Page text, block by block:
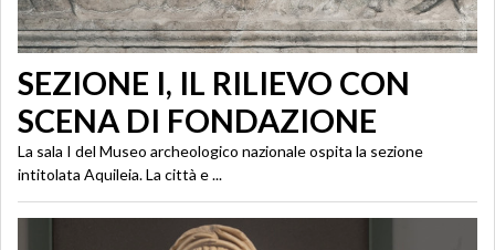
SEZIONE I, IL RILIEVO CON
SCENA DI FONDAZIONE
La sala I del Museo archeologico nazionale ospita la sezione
intitolata Aquileia. La città e ...